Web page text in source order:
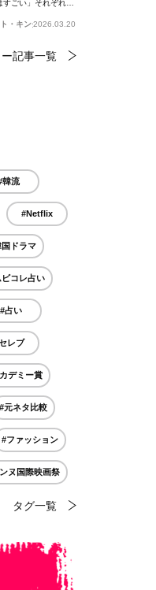
すごい」それぞれの
・キングダム 自分の音を鳴らせ。
2026.03.20
記事一覧
韓流
#Netflix
国ドラマ
ビコレ占い
#占い
レブ
デミー賞
#元ネタ比較
#ファッション
ヌ国際映画祭
タグ一覧